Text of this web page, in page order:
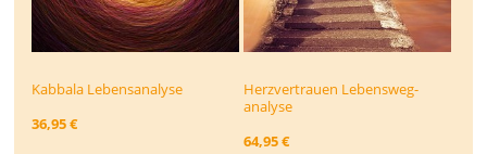
Kabbala Lebensanalyse
36,95 €
Herzvertrauen Lebensweg­
analyse
64,95 €